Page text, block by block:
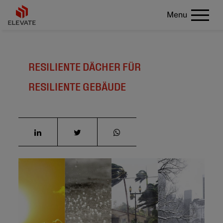
Menu
RESILIENTE DÄCHER FÜR
RESILIENTE GEBÄUDE